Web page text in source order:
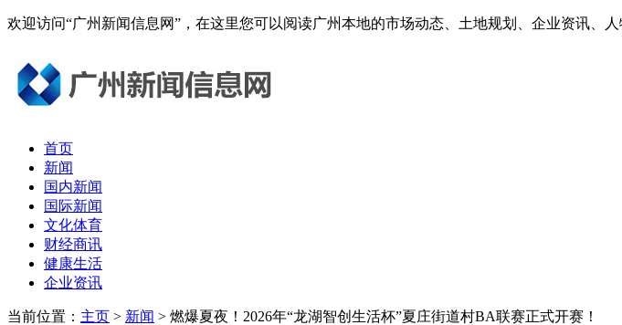
欢迎访问“广州新闻信息网”，在这里您可以阅读广州本地的市场动态、土地规划、企业资讯、
首页
新闻
国内新闻
国际新闻
文化体育
财经商讯
健康生活
企业资讯
当前位置： 主页 > 新闻 > 燃爆夏夜！2026年“龙湖智创生活杯”夏庄街道村BA联赛正式开赛！